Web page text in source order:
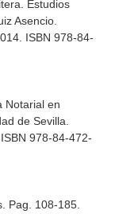
Estudios
Asencio.
ISBN 978-84-
Notarial en
de Sevilla.
978-84-472-
Pag. 108-185.